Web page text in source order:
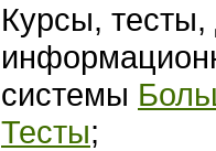
Курсы,
системы
Тесты;